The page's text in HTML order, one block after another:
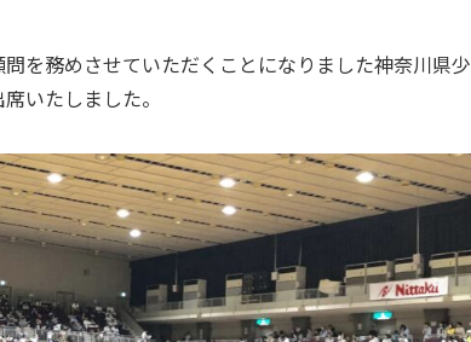
を務めさせていただくことになりました神奈川県少
いたしました。